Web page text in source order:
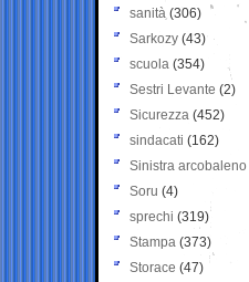
sanità (306)
Sarkozy (43)
scuola (354)
Sestri Levante (2)
Sicurezza (452)
sindacati (162)
Sinistra arcobaleno
Soru (4)
sprechi (319)
Stampa (373)
Storace (47)